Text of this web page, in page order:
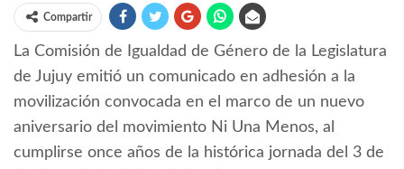
Compartir
La Comisión de Igualdad de Género de la Legislatura
de Jujuy emitió un comunicado en adhesión a la
movilización convocada en el marco de un nuevo
aniversario del movimiento Ni Una Menos, al
cumplirse once años de la histórica jornada del 3 de